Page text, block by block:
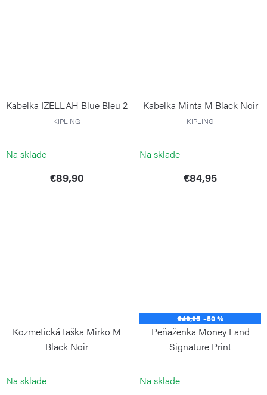
Kabelka IZELLAH Blue Bleu 2
KIPLING
Na sklade
€89,90
Kabelka Minta M Black Noir
KIPLING
Na sklade
€84,95
Kozmetická taška Mirko M
Black Noir
Na sklade
€49,95 –50 %
Peňaženka Money Land
Signature Print
Na sklade